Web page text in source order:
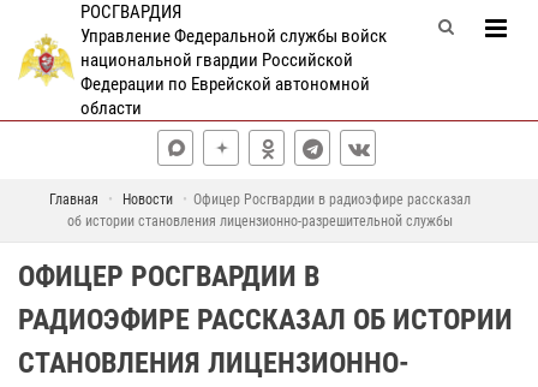
РОСГВАРДИЯ
Управление Федеральной службы войск
национальной гвардии Российской
Федерации по Еврейской автономной
области
Главная Новости
Офицер Росгвардии в радиоэфире рассказал
об истории становления лицензионно-разрешительной службы
ОФИЦЕР РОСГВАРДИИ В
РАДИОЭФИРЕ РАССКАЗАЛ ОБ ИСТОРИИ
СТАНОВЛЕНИЯ ЛИЦЕНЗИОННО-